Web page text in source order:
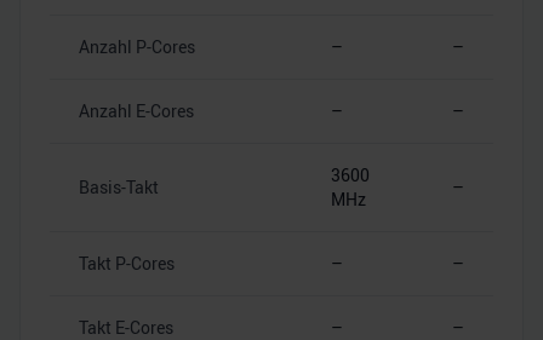
Anzahl P-Cores – –
Anzahl E-Cores – –
Basis-Takt
3600
MHz
–
Takt P-Cores – –
Takt E-Cores – –